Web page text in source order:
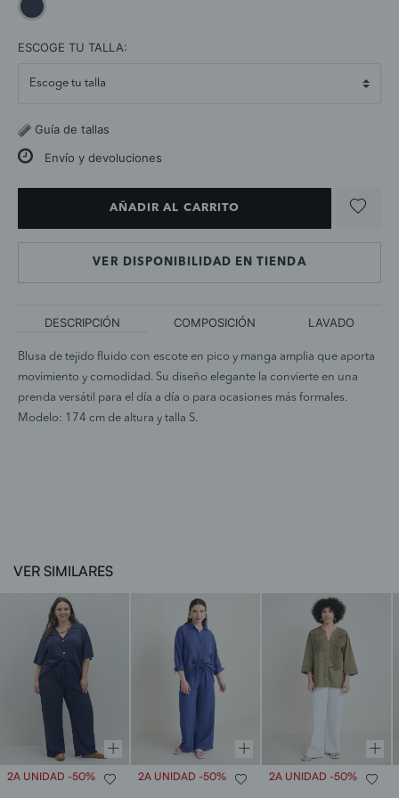
ESCOGE TU TALLA:
Guía de tallas
Envío y devoluciones
AÑADIR AL CARRITO
VER DISPONIBILIDAD EN TIENDA
DESCRIPCIÓN COMPOSICIÓN LAVADO
Blusa de tejido fluido con escote en pico y manga amplia que aporta
movimiento y comodidad. Su diseño elegante la convierte en una
prenda versátil para el día a día o para ocasiones más formales.
Modelo: 174 cm de altura y talla S.
VER SIMILARES
2A UNIDAD -50% 2A UNIDAD -50% 2A UNIDAD -50%